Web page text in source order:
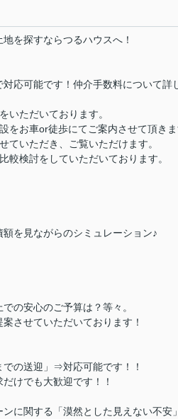
を探すならつるハウスへ！
応可能です！仲介手数料について詳
いただいております。
をお車or徒歩にてご案内させて頂きま
ていただき、ご覧いただけます。
較検討をしていただいております。
を見ながらのシミュレーション♪
の安心のご予算は？等々。
させていただいております！
の送迎」⇒対応可能です！！
けでも大歓迎です！！
に関する「漠然とした見えない不安